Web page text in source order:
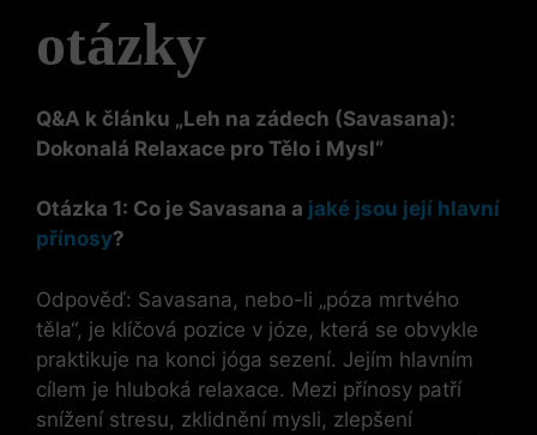
otázky
Q&A k článku „Leh na zádech (Savasana):
Dokonalá Relaxace pro Tělo i Mysl“
Otázka 1: Co je Savasana a jaké jsou její hlavní
přínosy?
Odpověď: Savasana, nebo-li „póza mrtvého
těla“, je klíčová pozice v józe, která se obvykle
praktikuje na konci jóga sezení. Jejím hlavním
cílem je hluboká relaxace. Mezi přínosy patří
snížení stresu, zklidnění mysli, zlepšení